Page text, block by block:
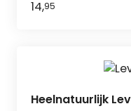
14,95
Heelnatuurlijk